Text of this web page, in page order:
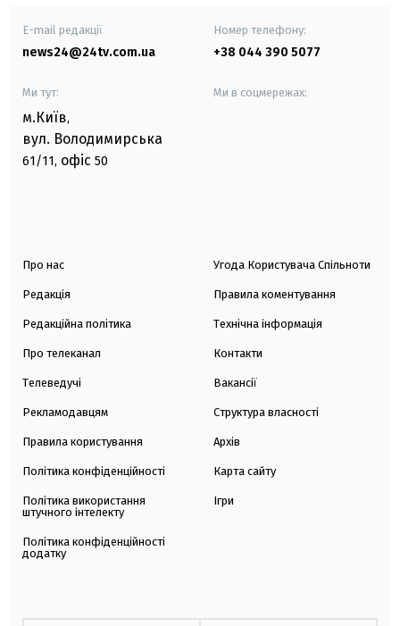
E-mail редакції
news24@24tv.com.ua
Номер телефону:
+38 044 390 5077
Ми тут:
м.Київ,
вул. Володимирська
61/11, офіс 50
Ми в соцмережах:
Про нас
Редакція
Редакційна політика
Про телеканал
Телеведучі
Рекламодавцям
Правила користування
Політика конфіденційності
Політика використання
штучного інтелекту
Політика конфіденційності
додатку
Угода Користувача Спільноти
Правила коментування
Технічна інформація
Контакти
Вакансії
Структура власності
Архів
Карта сайту
Ігри